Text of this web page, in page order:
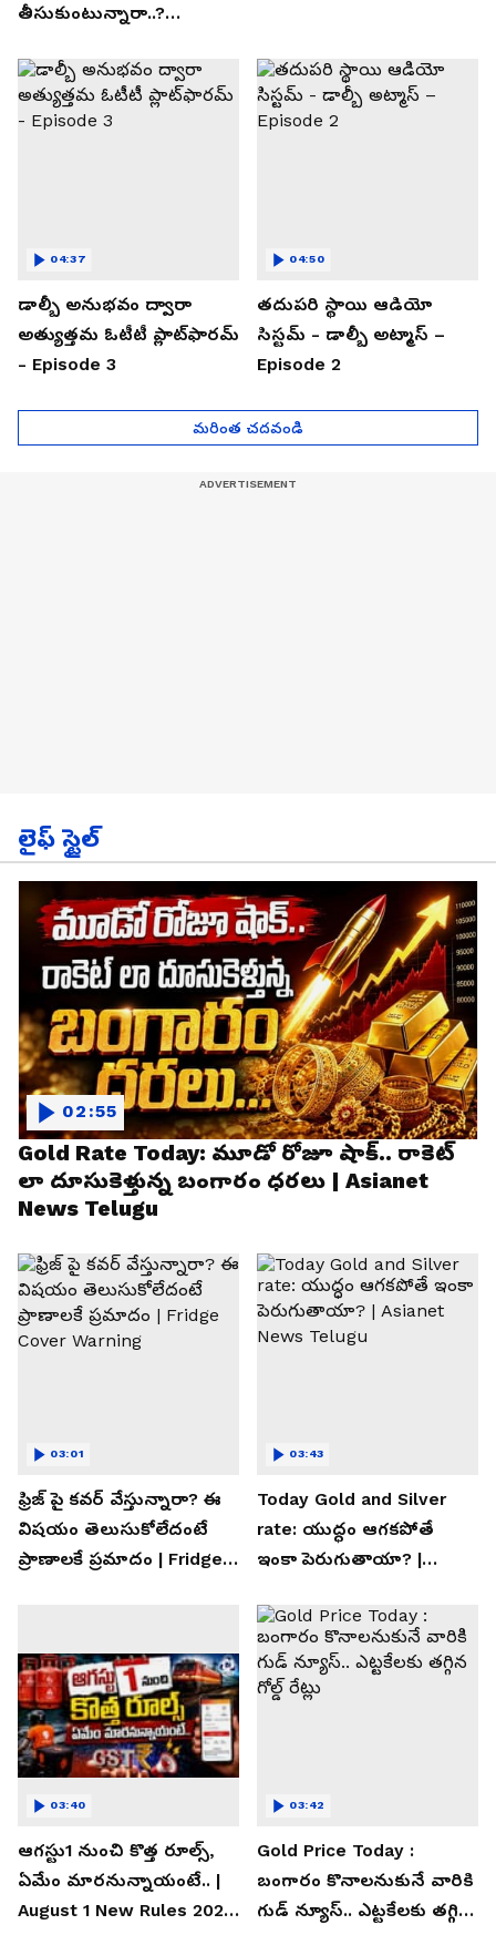
తీసుకుంటున్నారా..?
తెలుసుకోండి..!
డాల్బీ అనుభవం ద్వారా
అత్యుత్తమ ఓటీటీ ప్లాట్‌ఫారమ్
- Episode 3
04:37
తదుపరి స్థాయి ఆడియో
సిస్టమ్ - డాల్బీ అట్మాస్ –
Episode 2
04:50
మరింత చదవండి
లైఫ్ స్టైల్
Gold Rate Today: మూడో రోజూ షాక్.. రాకెట్
లా దూసుకెళ్తున్న బంగారం ధరలు | Asianet
News Telugu
02:55
ఫ్రిజ్ పై కవర్ వేస్తున్నారా? ఈ
విషయం తెలుసుకోలేదంటే
ప్రాణాలకే ప్రమాదం | Fridge
03:01
Today Gold and Silver
rate: యుద్ధం ఆగకపోతే
ఇంకా పెరుగుతాయా? |
03:43
ఆగస్టు1 నుంచి కొత్త రూల్స్,
ఏమేం మారనున్నాయంటే.. |
August 1 New Rules 2026
03:40
Gold Price Today :
బంగారం కొనాలనుకునే వారికి
గుడ్ న్యూస్.. ఎట్టకేలకు తగ్గిన
03:42